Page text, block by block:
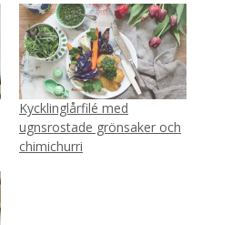
Kycklinglårfilé med
ugnsrostade grönsaker och
chimichurri